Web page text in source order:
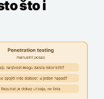
što i